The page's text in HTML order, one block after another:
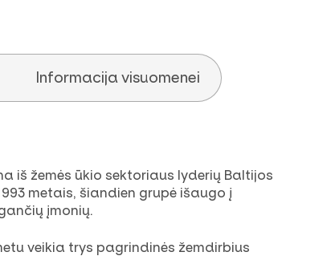
Informacija visuomenei
iš žemės ūkio sektoriaus lyderių Baltijos
metais, šiandien grupė išaugo į
įmonių.
veikia trys pagrindinės žemdirbius